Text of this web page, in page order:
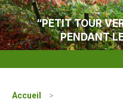
“PETIT TOUR
PENDANT
Accueil >